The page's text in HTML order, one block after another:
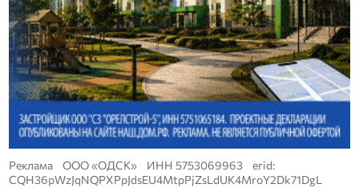
Реклама ООО «ОДСК» ИНН 5753069963 erid:
CQH36pWzJqNQPXPpJdsEU4MtpPjZsLdUK4MroY2Dk71DgL